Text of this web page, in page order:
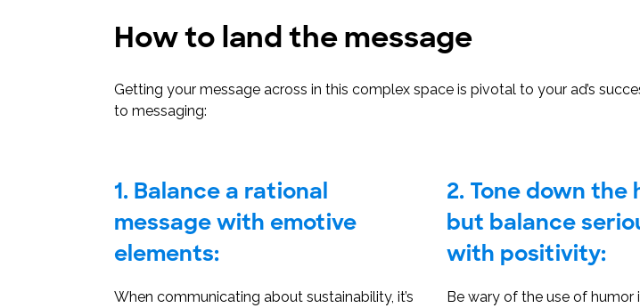
How to land the message
Getting your message across in this complex space is pivotal to your ad’s
to messaging:
1. Balance a rational
message with emotive
elements:
When communicating about sustainability, it’s
2. Tone down the
but balance
with positivity:
Be wary of the use of humor